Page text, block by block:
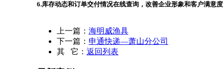
6.库存动态和订单交付情况在线查询，改善企业形象和客户满意
上一篇： 海明威渔具
下一篇： 申通快递—萧山分公司
其 它： 返回列表